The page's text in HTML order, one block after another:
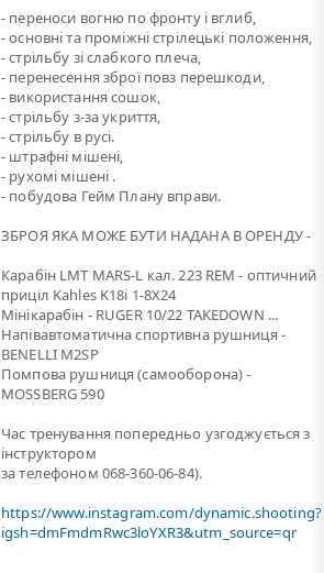
- переноси вогню по фронту і вглиб,
- основні та проміжні стрілецькі положення,
- стрільбу зі слабкого плеча,
- перенесення зброї повз перешкоди,
- використання сошок,
- стрільбу з-за укриття,
- стрільбу в русі.
- штрафні мішені,
- рухомі мішені .
- побудова Гейм Плану вправи.
ЗБРОЯ ЯКА МОЖЕ БУТИ НАДАНА В ОРЕНДУ -
Карабін LMT MARS-L кал. 223 REM - оптичний
приціл Kahles K18i 1-8X24
Мінікарабін - RUGER 10/22 TAKEDOWN ...
Напівавтоматична спортивна рушниця -
BENELLI M2SP
Помпова рушниця (самооборона) -
MOSSBERG 590
Час тренування попередньо узгоджується з
інструктором
за телефоном 068-360-06-84).
https://www.instagram.com/dynamic.shooting?
igsh=dmFmdmRwc3loYXR3&utm_source=qr